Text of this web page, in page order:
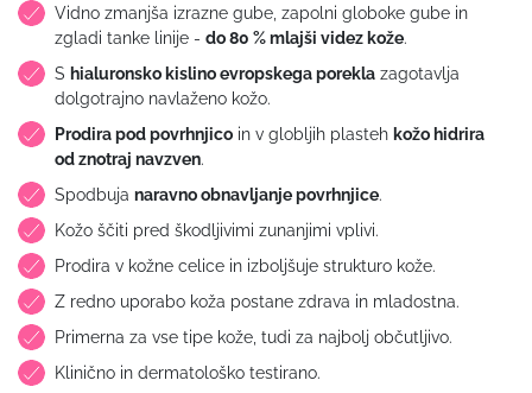
Vidno zmanjša izrazne gube, zapolni globoke gube in
zgladi tanke linije - do 80 % mlajši videz kože.
S hialuronsko kislino evropskega poreklazagotavlja
dolgotrajno navlaženo kožo.
Prodira pod povrhnjicoin v globljih plasteh kožo hidrira
od znotraj navzven.
Spodbuja naravno obnavljanje povrhnjice.
Kožo ščiti pred škodljivimi zunanjimi vplivi.
Prodira v kožne celice in izboljšuje strukturo kože.
Z redno uporabo koža postane zdrava in mladostna.
Primerna za vse tipe kože, tudi za najbolj občutljivo.
Klinično in dermatološko testirano.